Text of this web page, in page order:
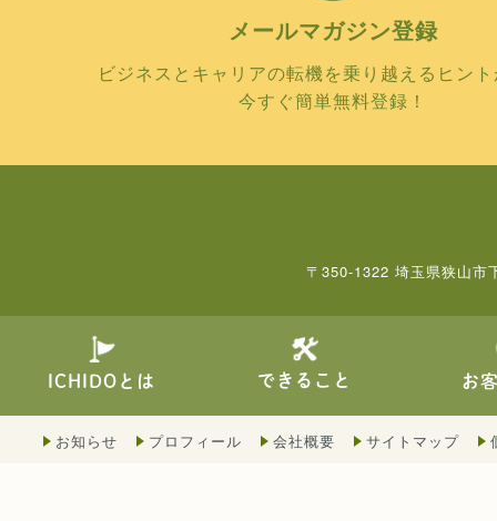
メールマガジン登録
ビジネスとキャリアの転機を乗り越えるヒン
今すぐ簡単無料登録！
〒350-1322 埼玉県狭山市
ICHIDOとは できること お
お知らせ プロフィール 会社概要 サイトマップ